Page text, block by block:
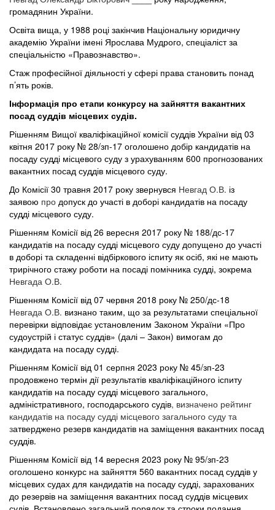
громадянин України.
Освіта вища, у 1988 році закінчив Національну юридичну
академію України імені Ярослава Мудрого, спеціаліст за
спеціальністю «Правознавство».
Стаж професійної діяльності у сфері права становить понад
п’ять років.
Інформація про етапи конкурсу на зайняття вакантних
посад суддів місцевих судів.
Рішенням Вищої кваліфікаційної комісії суддів України від 03
квітня 2017 року № 28/зп-17 оголошено добір кандидатів на
посаду судді місцевого суду з урахуванням 600 прогнозованих
вакантних посад суддів місцевого суду.
До Комісії 30 травня 2017 року звернувся Невгад О.В. із
заявою про допуск до участі в доборі кандидатів на посаду
судді місцевого суду.
Рішенням Комісії від 26 вересня 2017 року № 188/дс-17
кандидатів на посаду судді місцевого суду допущено до участі
в доборі та складенні відбіркового іспиту як осіб, які не мають
трирічного стажу роботи на посаді помічника судді, зокрема
Невгада О.В.
Рішенням Комісії від 07 червня 2018 року № 250/дс-18
Невгада О.В. визнано таким, що за результатами спеціальної
перевірки відповідає установленим Законом України «Про
судоустрій і статус суддів» (далі – Закон) вимогам до
кандидата на посаду судді.
Рішенням Комісії від 01 серпня 2023 року № 45/зп-23
продовжено термін дії результатів кваліфікаційного іспиту
кандидатів на посаду судді місцевого загального,
адміністративного, господарського судів, визначено рейтинг
кандидатів на посаду судді місцевого загального суду та
затверджено резерв кандидатів на заміщення вакантних посад
суддів.
Рішенням Комісії від 14 вересня 2023 року № 95/зп-23
оголошено конкурс на зайняття 560 вакантних посад суддів у
місцевих судах для кандидатів на посаду судді, зарахованих
до резервів на заміщення вакантних посад суддів місцевих